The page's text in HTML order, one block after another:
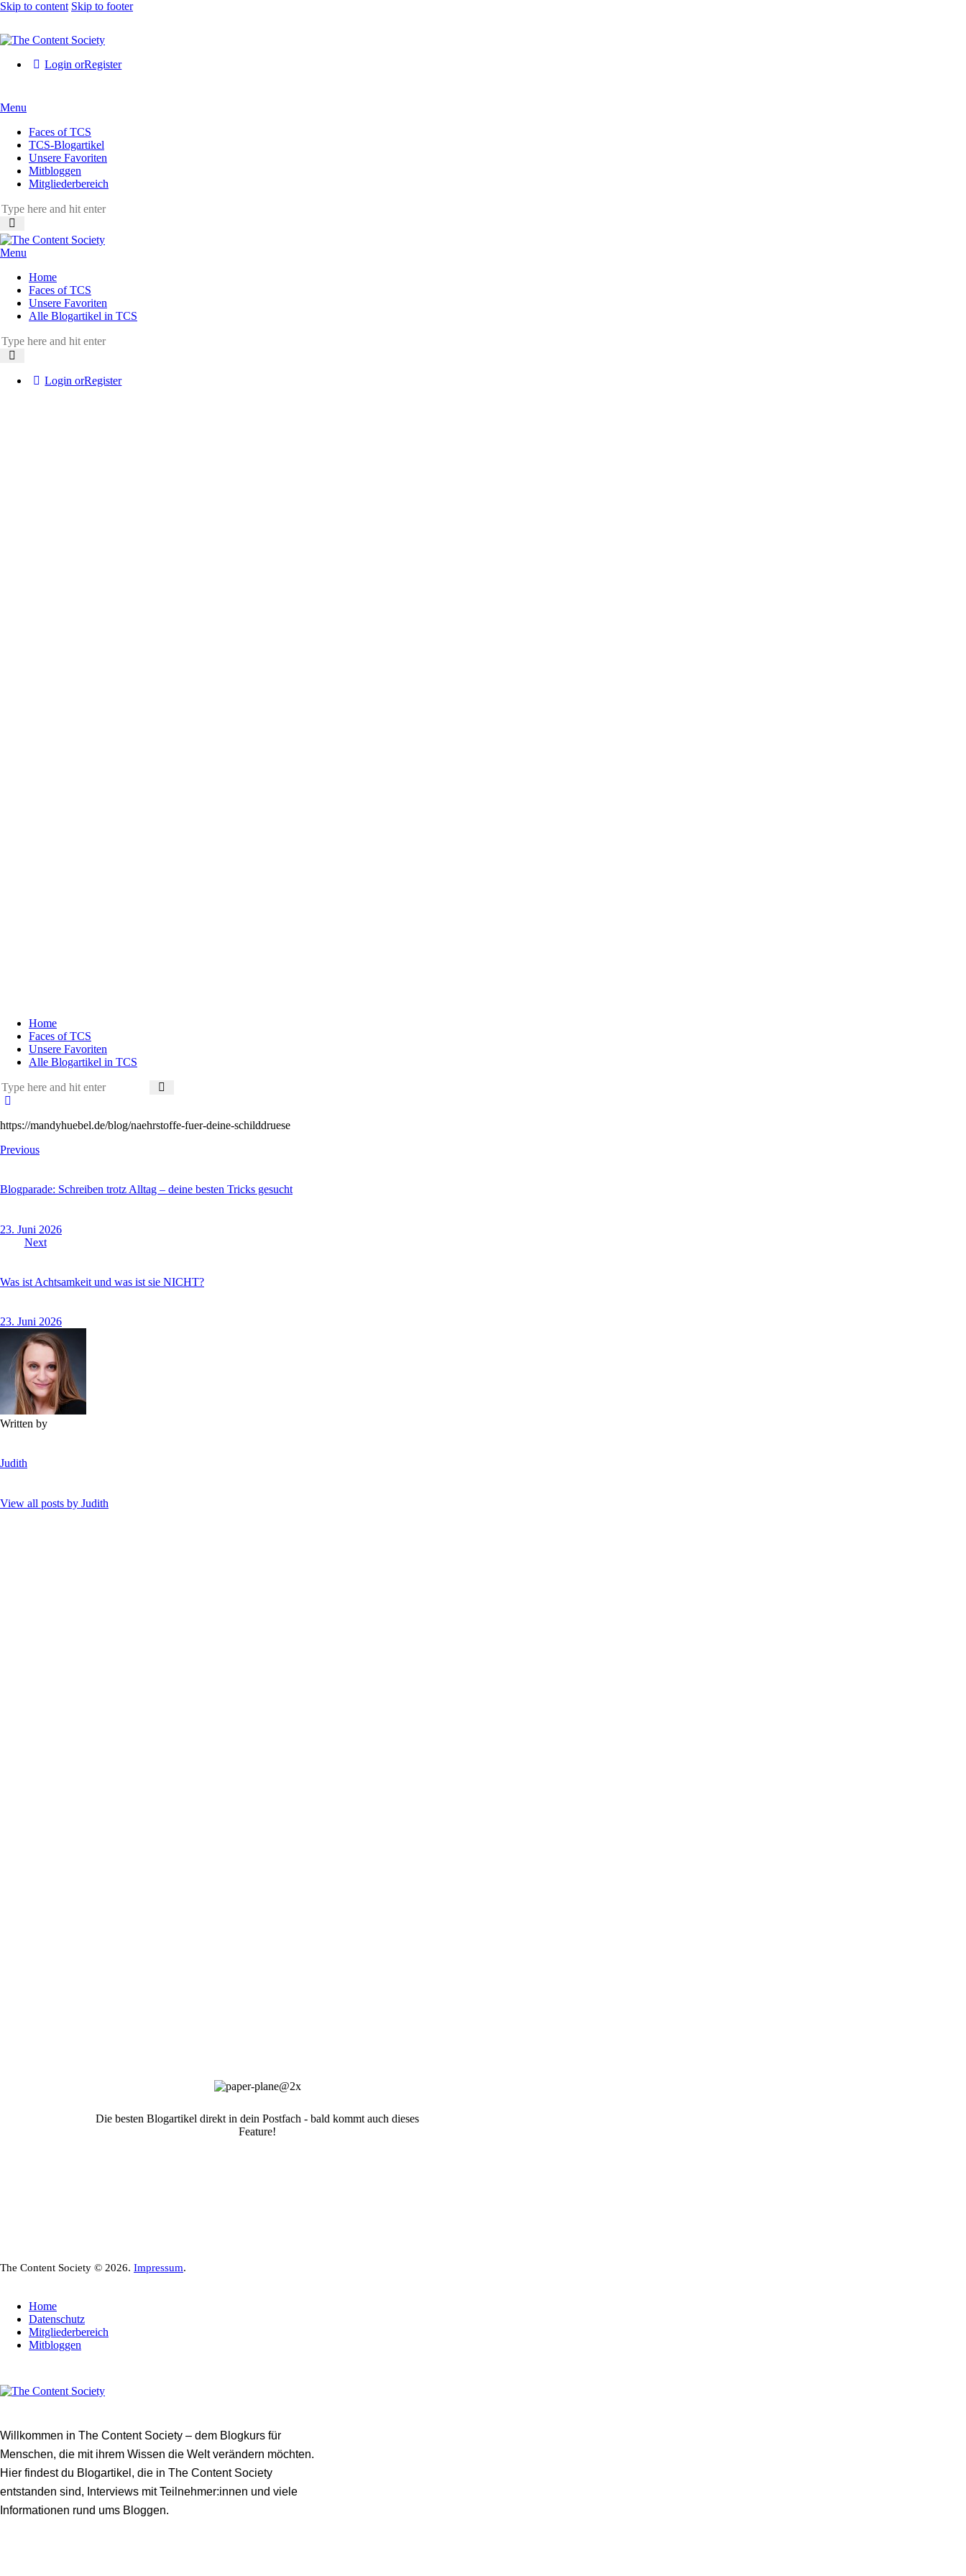
Skip to content Skip to footer
Login orRegister
Menu
Faces of TCS
TCS-Blogartikel
Unsere Favoriten
Mitbloggen
Mitgliederbereich
Menu
Home
Faces of TCS
Unsere Favoriten
Alle Blogartikel in TCS
Login orRegister
Home
Faces of TCS
Unsere Favoriten
Alle Blogartikel in TCS
https://mandyhuebel.de/blog/naehrstoffe-fuer-deine-schilddruese
Beitragsnavigation
Previous
Blogparade: Schreiben trotz Alltag – deine besten Tricks gesucht
23. Juni 2026
Next
Was ist Achtsamkeit und was ist sie NICHT?
23. Juni 2026
Written by
Judith
View all posts by Judith
Die besten Blogartikel direkt in dein Postfach - bald kommt auch dieses
Feature!
The Content Society © 2026. Impressum.
Home
Datenschutz
Mitgliederbereich
Mitbloggen
Willkommen in The Content Society – dem Blogkurs für
Menschen, die mit ihrem Wissen die Welt verändern möchten.
Hier findest du Blogartikel, die in The Content Society
entstanden sind, Interviews mit Teilnehmer:innen und viele
Informationen rund ums Bloggen.